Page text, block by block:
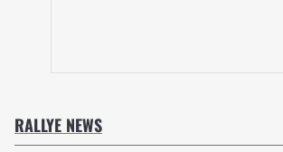
RALLYE NEWS